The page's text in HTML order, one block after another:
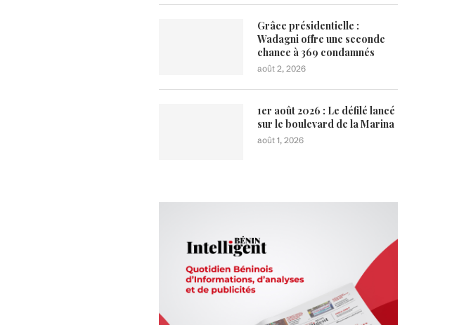
Grâce présidentielle :
Wadagni offre une seconde
chance à 369 condamnés
août 2, 2026
1er août 2026 : Le défilé lancé
sur le boulevard de la Marina
août 1, 2026